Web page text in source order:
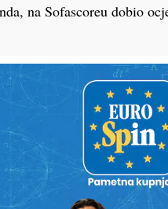
na Sofascoreu dobio